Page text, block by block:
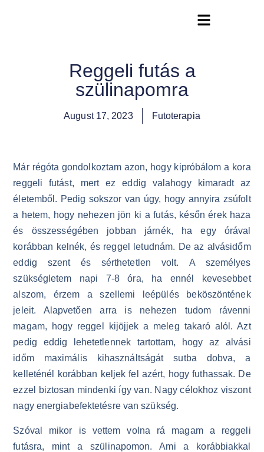
Reggeli futás a
szülinapomra
August 17, 2023 Futoterapia
Már régóta gondolkoztam azon, hogy kipróbálom a kora
reggeli futást, mert ez eddig valahogy kimaradt az
életemből. Pedig sokszor van úgy, hogy annyira zsúfolt
a hetem, hogy nehezen jön ki a futás, későn érek haza
és összességében jobban járnék, ha egy órával
korábban kelnék, és reggel letudnám. De az alvásidőm
eddig szent és sérthetetlen volt. A személyes
szükségletem napi 7-8 óra, ha ennél kevesebbet
alszom, érzem a szellemi leépülés beköszöntének
jeleit. Alapvetően arra is nehezen tudom rávenni
magam, hogy reggel kijöjjek a meleg takaró alól. Azt
pedig eddig lehetetlennek tartottam, hogy az alvási
időm maximális kihasználtságát sutba dobva, a
kelleténél korábban keljek fel azért, hogy futhassak. De
ezzel biztosan mindenki így van. Nagy célokhoz viszont
nagy energiabefektetésre van szükség.
Szóval mikor is vettem volna rá magam a reggeli
futásra, mint a szülinapomon. Ami a korábbiakkal